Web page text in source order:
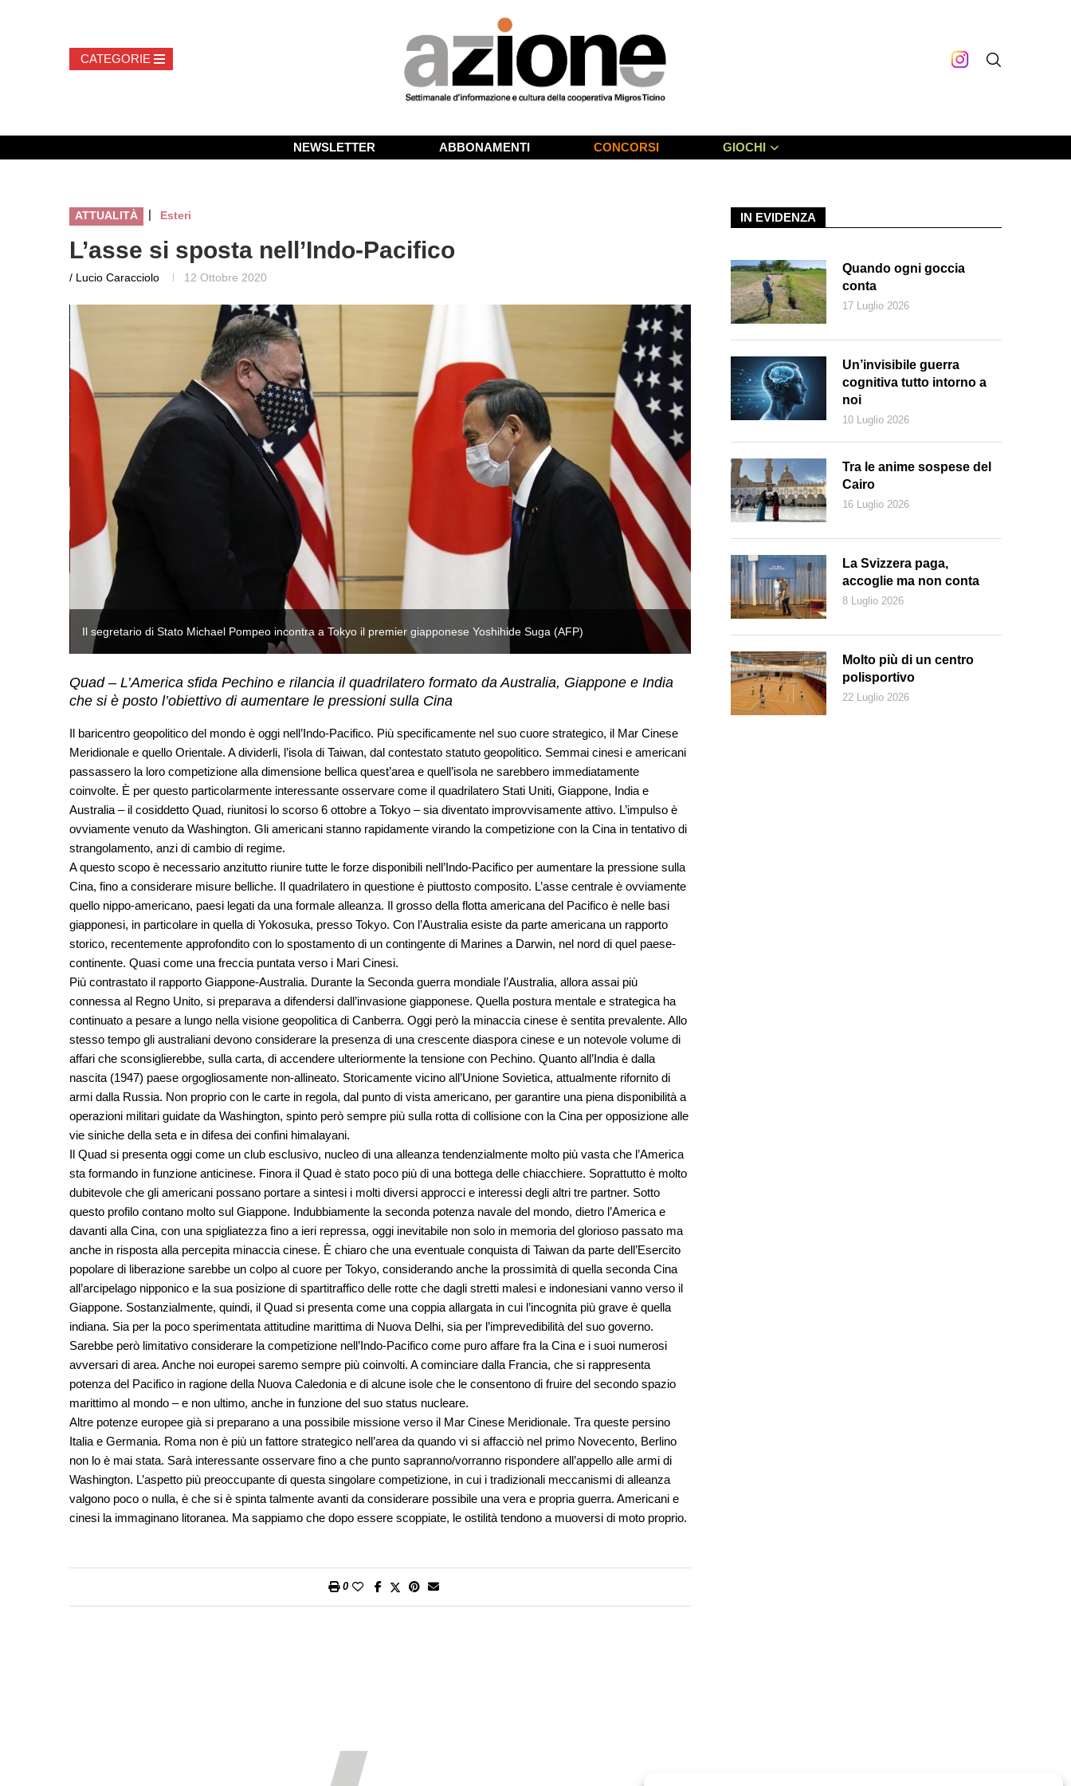
NEWSLETTER ABBONAMENTI CONCORSI GIOCHI
ATTUALITÀ | Esteri
L’asse si sposta nell’Indo-Pacifico
/ Lucio Caracciolo 12 Ottobre 2020
Il segretario di Stato Michael Pompeo incontra a Tokyo il premier giapponese Yoshihide Suga (AFP) Il segretario di Stato Michael Pompeo incontra a Tokyo il premier
Quad – L’America sfida Pechino e rilancia il quadrilatero formato da Australia, Giappone e India
che si è posto l’obiettivo di aumentare le pressioni sulla Cina
Il baricentro geopolitico del mondo è oggi nell’Indo-Pacifico. Più specificamente nel suo cuore strategico, il Mar Cinese
Meridionale e quello Orientale. A dividerli, l’isola di Taiwan, dal contestato statuto geopolitico. Semmai cinesi e americani
passassero la loro competizione alla dimensione bellica quest’area e quell’isola ne sarebbero immediatamente
coinvolte. È per questo particolarmente interessante osservare come il quadrilatero Stati Uniti, Giappone, India e
Australia – il cosiddetto Quad, riunitosi lo scorso 6 ottobre a Tokyo – sia diventato improvvisamente attivo. L’impulso è
ovviamente venuto da Washington. Gli americani stanno rapidamente virando la competizione con la Cina in tentativo di
strangolamento, anzi di cambio di regime.
A questo scopo è necessario anzitutto riunire tutte le forze disponibili nell’Indo-Pacifico per aumentare la pressione sulla
Cina, fino a considerare misure belliche. Il quadrilatero in questione è piuttosto composito. L’asse centrale è ovviamente
quello nippo-americano, paesi legati da una formale alleanza. Il grosso della flotta americana del Pacifico è nelle basi
giapponesi, in particolare in quella di Yokosuka, presso Tokyo. Con l’Australia esiste da parte americana un rapporto
storico, recentemente approfondito con lo spostamento di un contingente di Marines a Darwin, nel nord di quel paese-
continente. Quasi come una freccia puntata verso i Mari Cinesi.
Più contrastato il rapporto Giappone-Australia. Durante la Seconda guerra mondiale l’Australia, allora assai più
connessa al Regno Unito, si preparava a difendersi dall’invasione giapponese. Quella postura mentale e strategica ha
continuato a pesare a lungo nella visione geopolitica di Canberra. Oggi però la minaccia cinese è sentita prevalente. Allo
stesso tempo gli australiani devono considerare la presenza di una crescente diaspora cinese e un notevole volume di
affari che sconsiglierebbe, sulla carta, di accendere ulteriormente la tensione con Pechino. Quanto all’India è dalla
nascita (1947) paese orgogliosamente non-allineato. Storicamente vicino all’Unione Sovietica, attualmente rifornito di
armi dalla Russia. Non proprio con le carte in regola, dal punto di vista americano, per garantire una piena disponibilità a
operazioni militari guidate da Washington, spinto però sempre più sulla rotta di collisione con la Cina per opposizione alle
vie siniche della seta e in difesa dei confini himalayani.
Il Quad si presenta oggi come un club esclusivo, nucleo di una alleanza tendenzialmente molto più vasta che l’America
sta formando in funzione anticinese. Finora il Quad è stato poco più di una bottega delle chiacchiere. Soprattutto è molto
dubitevole che gli americani possano portare a sintesi i molti diversi approcci e interessi degli altri tre partner. Sotto
questo profilo contano molto sul Giappone. Indubbiamente la seconda potenza navale del mondo, dietro l’America e
davanti alla Cina, con una spigliatezza fino a ieri repressa, oggi inevitabile non solo in memoria del glorioso passato ma
anche in risposta alla percepita minaccia cinese. È chiaro che una eventuale conquista di Taiwan da parte dell’Esercito
popolare di liberazione sarebbe un colpo al cuore per Tokyo, considerando anche la prossimità di quella seconda Cina
all’arcipelago nipponico e la sua posizione di spartitraffico delle rotte che dagli stretti malesi e indonesiani vanno verso il
Giappone. Sostanzialmente, quindi, il Quad si presenta come una coppia allargata in cui l’incognita più grave è quella
indiana. Sia per la poco sperimentata attitudine marittima di Nuova Delhi, sia per l’imprevedibilità del suo governo.
Sarebbe però limitativo considerare la competizione nell’Indo-Pacifico come puro affare fra la Cina e i suoi numerosi
avversari di area. Anche noi europei saremo sempre più coinvolti. A cominciare dalla Francia, che si rappresenta
potenza del Pacifico in ragione della Nuova Caledonia e di alcune isole che le consentono di fruire del secondo spazio
marittimo al mondo – e non ultimo, anche in funzione del suo status nucleare.
Altre potenze europee già si preparano a una possibile missione verso il Mar Cinese Meridionale. Tra queste persino
Italia e Germania. Roma non è più un fattore strategico nell’area da quando vi si affacciò nel primo Novecento, Berlino
non lo è mai stata. Sarà interessante osservare fino a che punto sapranno/vorranno rispondere all’appello alle armi di
Washington. L’aspetto più preoccupante di questa singolare competizione, in cui i tradizionali meccanismi di alleanza
valgono poco o nulla, è che si è spinta talmente avanti da considerare possibile una vera e propria guerra. Americani e
cinesi la immaginano litoranea. Ma sappiamo che dopo essere scoppiate, le ostilità tendono a muoversi di moto proprio.
0
IN EVIDENZA
Quando ogni goccia
conta
17 Luglio 2026
Un’invisibile guerra
cognitiva tutto intorno a
noi
10 Luglio 2026
Tra le anime sospese del
Cairo
16 Luglio 2026
La Svizzera paga,
accoglie ma non conta
8 Luglio 2026
Molto più di un centro
polisportivo
22 Luglio 2026